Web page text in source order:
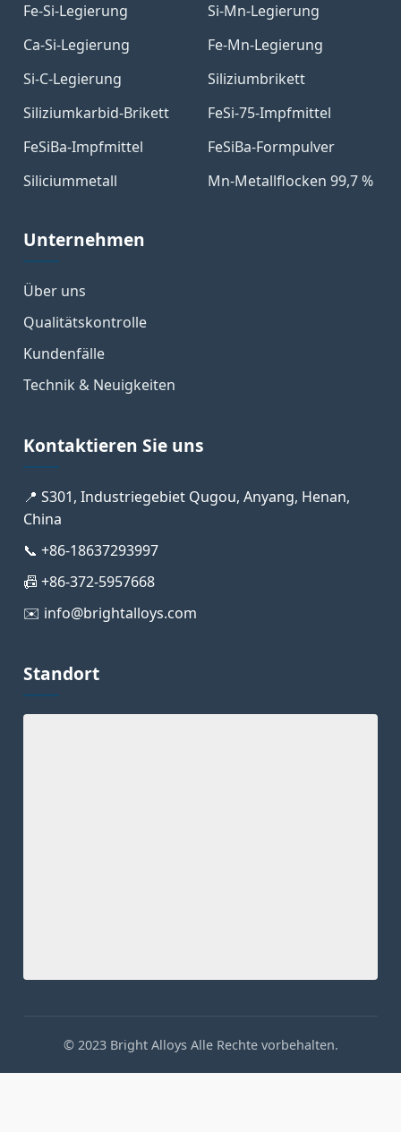
Fe-Si-Legierung
Si-Mn-Legierung
Ca-Si-Legierung
Fe-Mn-Legierung
Si-C-Legierung
Siliziumbrikett
Siliziumkarbid-Brikett
FeSi-75-Impfmittel
FeSiBa-Impfmittel
FeSiBa-Formpulver
Siliciummetall
Mn-Metallflocken 99,7 %
Unternehmen
Über uns
Qualitätskontrolle
Kundenfälle
Technik & Neuigkeiten
Kontaktieren Sie uns
📍 S301, Industriegebiet Qugou, Anyang, Henan,
China
📞 +86-18637293997
📠 +86-372-5957668
✉️ info@brightalloys.com
Standort
© 2023 Bright Alloys Alle Rechte vorbehalten.